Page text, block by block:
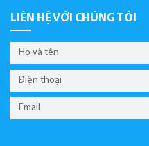
LIÊN HỆ VỚI CHÚNG TÔI